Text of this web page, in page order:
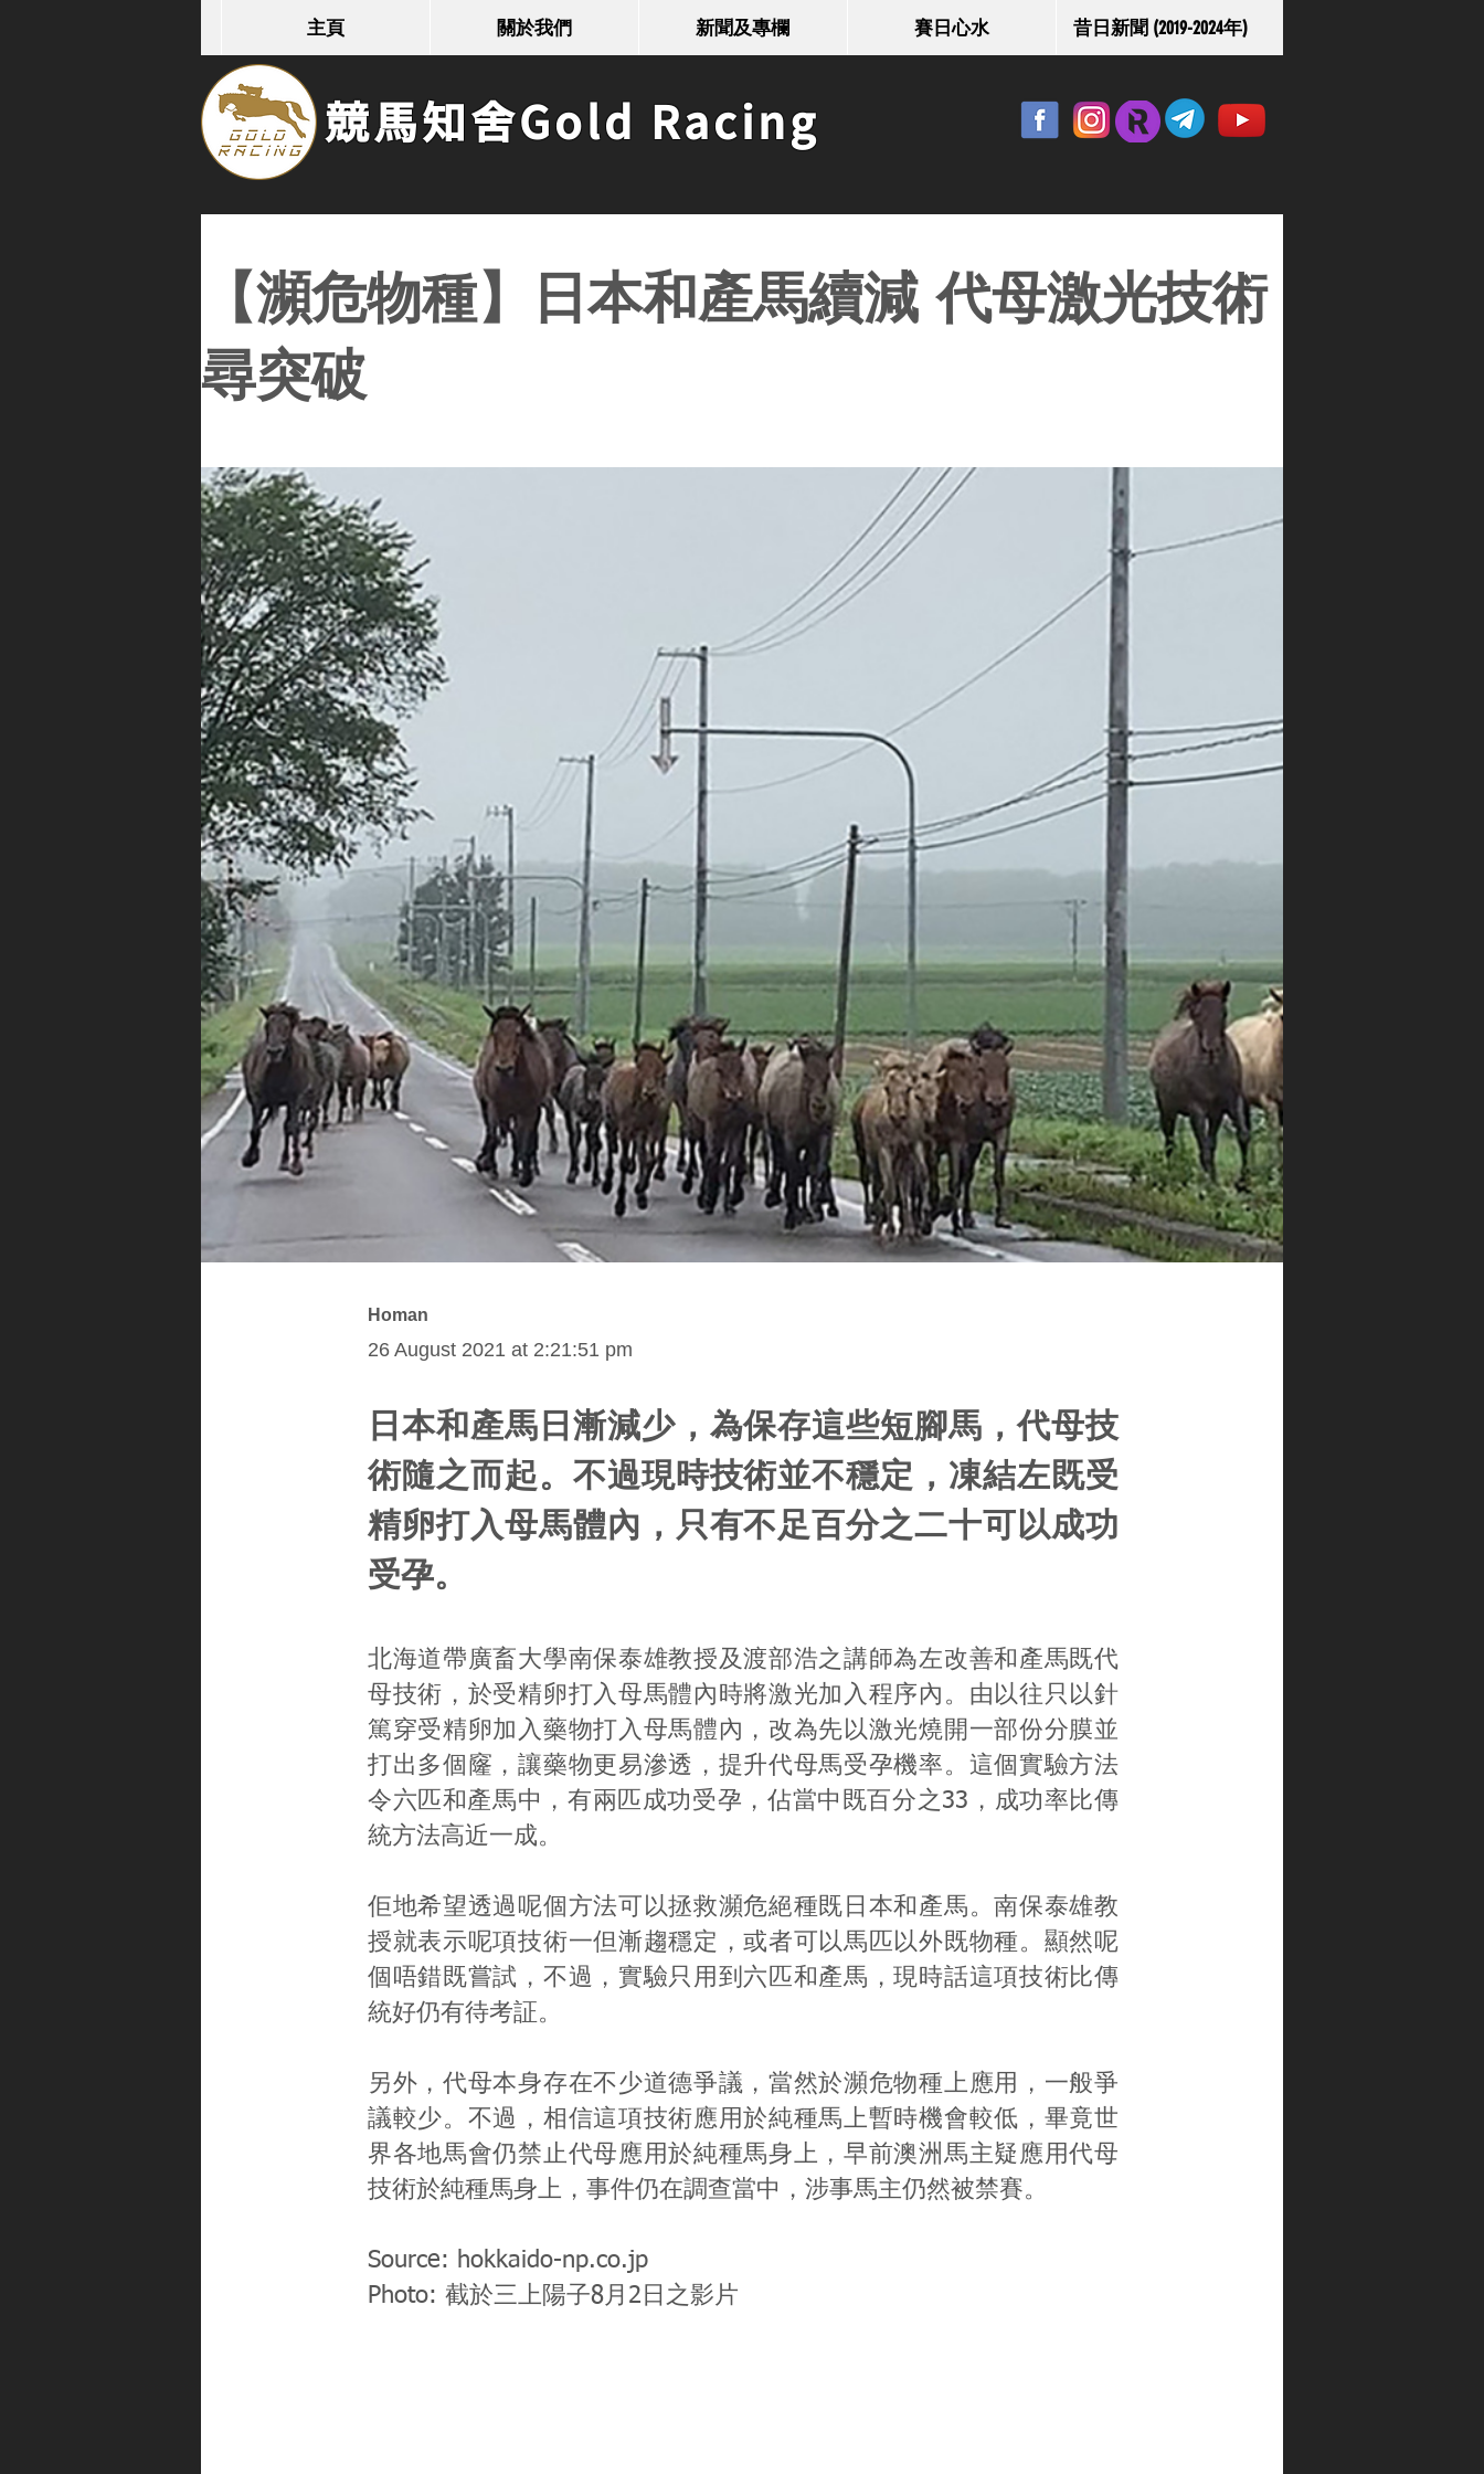
主頁 關於我們 新聞及專欄 賽日心水 昔日新聞 (2019-2024年)
競馬知舍Gold Racing
【瀕危物種】日本和產馬續減 代母激光技術
尋突破
Homan
26 August 2021 at 2:21:51 pm
日本和產馬日漸減少，為保存這些短腳馬，代母技
術隨之而起。不過現時技術並不穩定，凍結左既受
精卵打入母馬體內，只有不足百分之二十可以成功
受孕。
北海道帶廣畜大學南保泰雄教授及渡部浩之講師為左改善和產馬既代
母技術，於受精卵打入母馬體內時將激光加入程序內。由以往只以針
篤穿受精卵加入藥物打入母馬體內，改為先以激光燒開一部份分膜並
打出多個窿，讓藥物更易滲透，提升代母馬受孕機率。這個實驗方法
令六匹和產馬中，有兩匹成功受孕，佔當中既百分之33，成功率比傳
統方法高近一成。
佢地希望透過呢個方法可以拯救瀕危絕種既日本和產馬。南保泰雄教
授就表示呢項技術一但漸趨穩定，或者可以馬匹以外既物種。顯然呢
個唔錯既嘗試，不過，實驗只用到六匹和產馬，現時話這項技術比傳
統好仍有待考証。
另外，代母本身存在不少道德爭議，當然於瀕危物種上應用，一般爭
議較少。不過，相信這項技術應用於純種馬上暫時機會較低，畢竟世
界各地馬會仍禁止代母應用於純種馬身上，早前澳洲馬主疑應用代母
技術於純種馬身上，事件仍在調查當中，涉事馬主仍然被禁賽。
Source: hokkaido-np.co.jp
Photo: 截於三上陽子8月2日之影片